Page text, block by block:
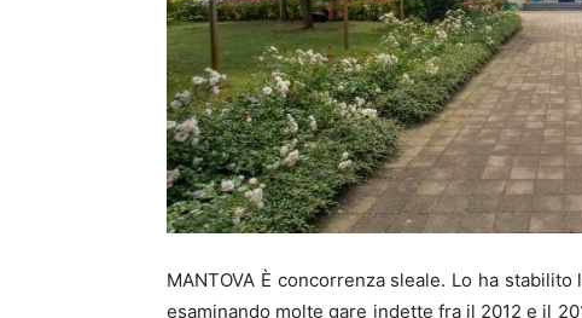
MANTOVA È concorrenza sleale. Lo ha
esaminando molte gare indette fra il 2012 e il